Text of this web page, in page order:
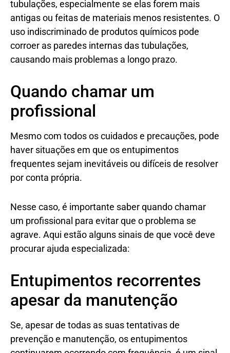
tubulações, especialmente se elas forem mais
antigas ou feitas de materiais menos resistentes. O
uso indiscriminado de produtos químicos pode
corroer as paredes internas das tubulações,
causando mais problemas a longo prazo.
Quando chamar um
profissional
Mesmo com todos os cuidados e precauções, pode
haver situações em que os entupimentos
frequentes sejam inevitáveis ou difíceis de resolver
por conta própria.
Nesse caso, é importante saber quando chamar
um profissional para evitar que o problema se
agrave. Aqui estão alguns sinais de que você deve
procurar ajuda especializada:
Entupimentos recorrentes
apesar da manutenção
Se, apesar de todas as suas tentativas de
prevenção e manutenção, os entupimentos